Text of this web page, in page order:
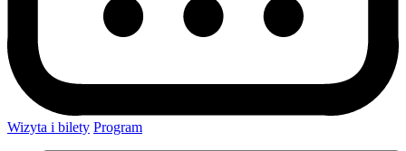
Wizyta i bilety Program